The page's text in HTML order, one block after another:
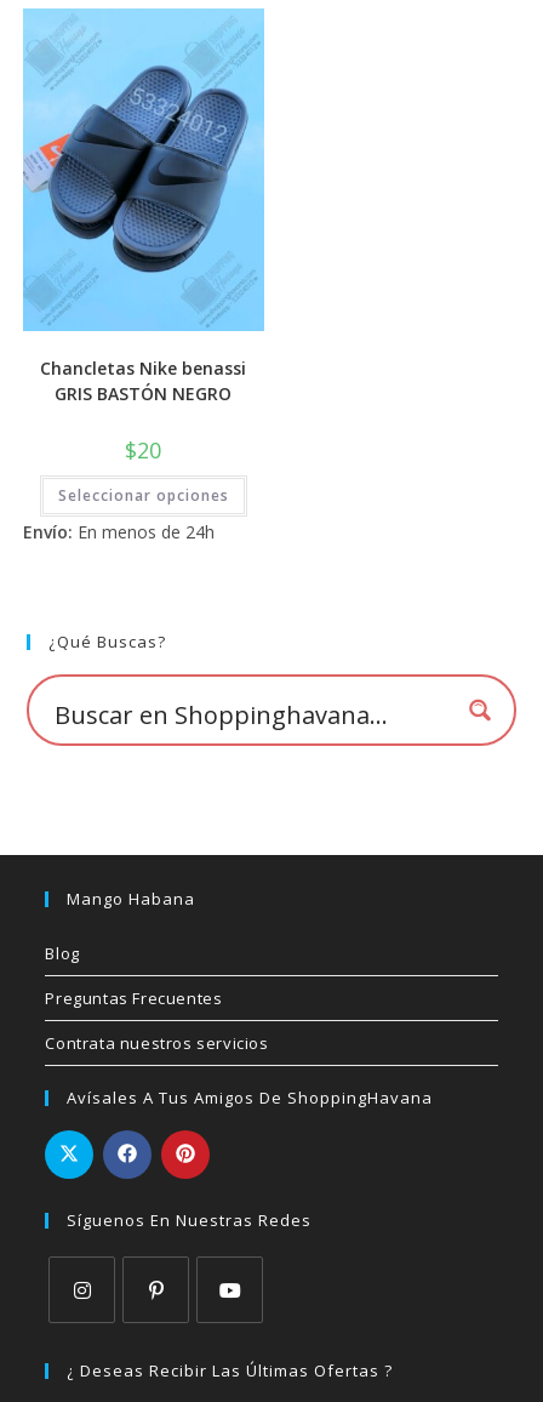
Las
opciones
se
pueden
la
página
Chancletas Nike benassi
GRIS BASTÓN NEGRO
$20
Seleccionar opciones
Este
tiene
de
producto
Envío: En menos de 24h
¿Qué Buscas?
Mango Habana
Blog
Preguntas Frecuentes
Contrata nuestros servicios
Avísales A Tus Amigos De ShoppingHavana
Síguenos En Nuestras Redes
abre
abre
abre
¿ Deseas Recibir Las Últimas Ofertas ?